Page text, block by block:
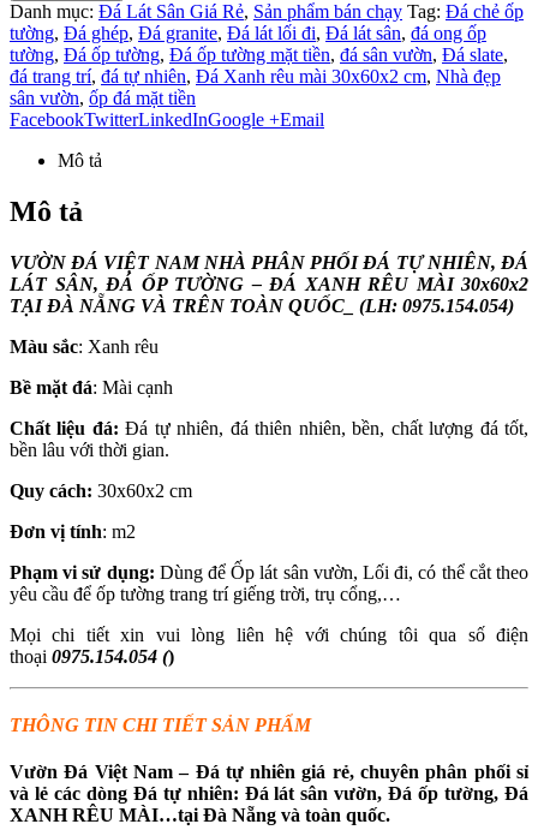
Danh mục: Đá Lát Sân Giá Rẻ, Sản phẩm bán chạy Tag: Đá chẻ ốp
tường, Đá ghép, Đá granite, Đá lát lối đi, Đá lát sân, đá ong ốp
tường, Đá ốp tường, Đá ốp tường mặt tiền, đá sân vườn, Đá slate,
đá trang trí, đá tự nhiên, Đá Xanh rêu mài 30x60x2 cm, Nhà đẹp
sân vườn, ốp đá mặt tiền
FacebookTwitterLinkedInGoogle +Email
Mô tả
Mô tả
VƯỜN ĐÁ VIỆT NAM NHÀ PHÂN PHỐI ĐÁ TỰ NHIÊN, ĐÁ
LÁT SÂN, ĐÁ ỐP TƯỜNG – ĐÁ XANH RÊU MÀI 30x60x2
TẠI ĐÀ NẴNG VÀ TRÊN TOÀN QUỐC_ (LH: 0975.154.054)
Màu sắc: Xanh rêu
Bề mặt đá: Mài cạnh
Chất liệu đá: Đá tự nhiên, đá thiên nhiên, bền, chất lượng đá tốt,
bền lâu với thời gian.
Quy cách: 30x60x2 cm
Đơn vị tính: m2
Phạm vi sử dụng: Dùng để Ốp lát sân vườn, Lối đi, có thể cắt theo
yêu cầu để ốp tường trang trí giếng trời, trụ cổng,…
Mọi chi tiết xin vui lòng liên hệ với chúng tôi qua số điện
thoại 0975.154.054 ()
THÔNG TIN CHI TIẾT SẢN PHẨM
Vườn Đá Việt Nam – Đá tự nhiên giá rẻ, chuyên phân phối sỉ
và lẻ các dòng Đá tự nhiên: Đá lát sân vườn, Đá ốp tường, Đá
XANH RÊU MÀI…tại Đà Nẵng và toàn quốc.